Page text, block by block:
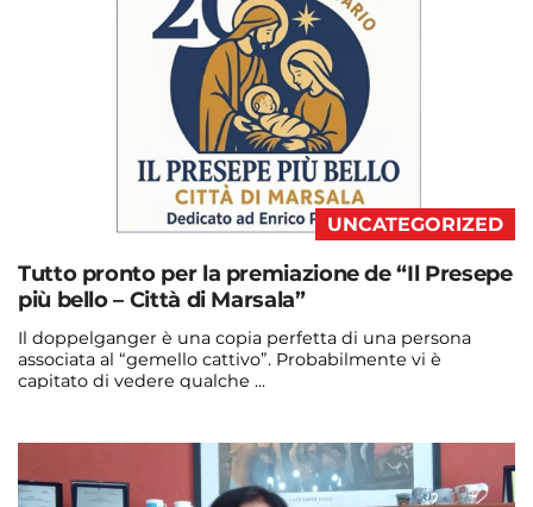
UNCATEGORIZED
Tutto pronto per la premiazione de “Il Presepe
più bello – Città di Marsala”
Il doppelganger è una copia perfetta di una persona
associata al “gemello cattivo”. Probabilmente vi è
capitato di vedere qualche ...
3 days fa